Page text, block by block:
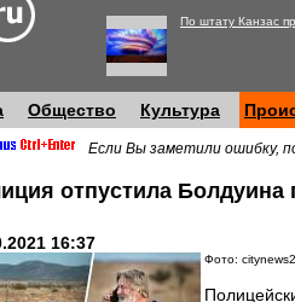
По штату Канзас
Общество Культура
Если Вы заметили ошибку,
отпустила Болдуина
16:37
Фото: